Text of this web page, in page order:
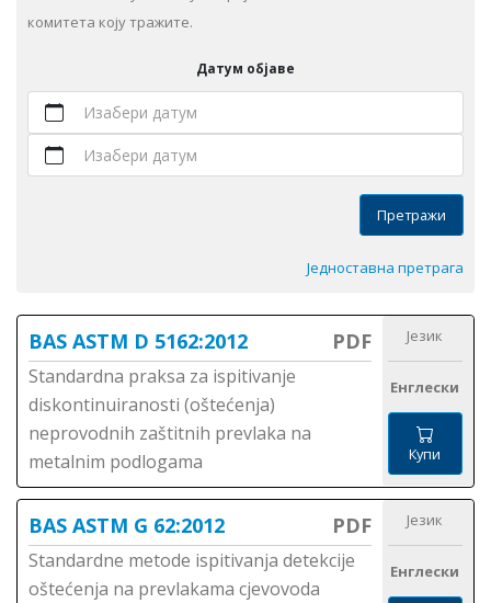
комитета коју тражите.
Датум објаве
Изабери датум
Изабери датум
Претражи
Једноставна претрага
BAS ASTM D 5162:2012 PDF
Standardna praksa za ispitivanje
diskontinuiranosti (oštećenja)
neprovodnih zaštitnih prevlaka na
metalnim podlogama
Језик
Енглески
Купи
BAS ASTM G 62:2012 PDF
Standardne metode ispitivanja detekcije
oštećenja na prevlakama cjevovoda
Језик
Енглески